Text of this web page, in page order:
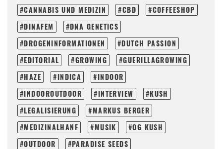
CANNABIS UND MEDIZIN
CBD
COFFEESHOP
DINAFEM
DNA GENETICS
DROGENINFORMATIONEN
DUTCH PASSION
EDITORIAL
GROWING
GUERILLAGROWING
HAZE
INDICA
INDOOR
INDOOROUTDOOR
INTERVIEW
KUSH
LEGALISIERUNG
MARKUS BERGER
MEDIZINALHANF
MUSIK
OG KUSH
OUTDOOR
PARADISE SEEDS